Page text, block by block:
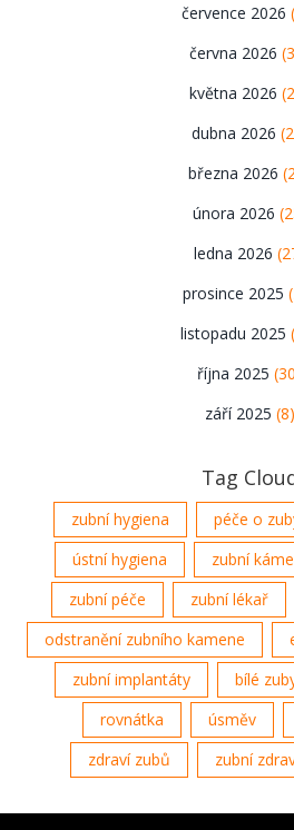
července 2026
června 2026
května 2026
dubna 2026
března 2026
února 2026
ledna 2026
prosince 2025
listopadu 2025
října 2025
září 2025 (8)
Tag
zubní hygiena péče o
ústní hygiena
zubní
zubní péče
zubní lékař
odstranění zubního kamene
zubní implantáty
bílé
rovnátka
úsměv
zdraví zubů
zubní